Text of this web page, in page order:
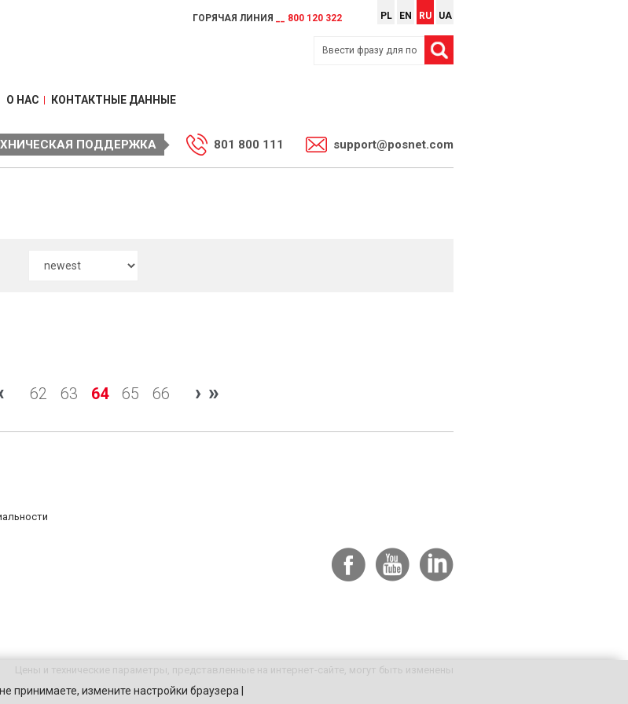
ГОРЯЧАЯ ЛИНИЯ __ 800 120 322 PL EN RU UA
О НАС КОНТАКТНЫЕ ДАННЫЕ
ПОДДЕРЖКА 801 800 111 support@posnet.com
62 63 64 65 66 › »
Цены и технические параметры, представленные на интернет-сайте, могут быть изменены
принимаете, измените настройки браузера |